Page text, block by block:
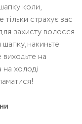
коли,
страхує вас
захисту волосся
накиньте
на
холоді